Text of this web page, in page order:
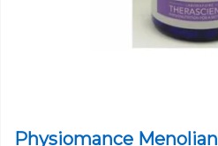
Physiomance